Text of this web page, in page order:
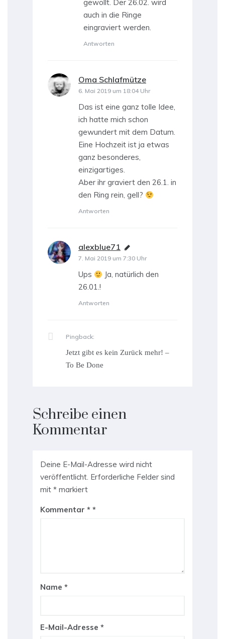
gewollt. Der 26.02. wird
auch in die Ringe
eingraviert werden.
Antworten
Oma Schlafmütze
6. Mai 2019 um 18:04 Uhr
Das ist eine ganz tolle Idee,
ich hatte mich schon
gewundert mit dem Datum.
Eine Hochzeit ist ja etwas
ganz besonderes,
einzigartiges.
Aber ihr graviert den 26.1. in
den Ring rein, gell?
Antworten
alexblue71 sagt:
7. Mai 2019 um 7:30 Uhr
Ups
Ja, natürlich den
26.01.!
Antworten
Pingback:
Jetzt gibt es kein Zurück mehr! –
To Be Done
Schreibe einen
Kommentar
Deine E-Mail-Adresse wird nicht
veröffentlicht. Erforderliche Felder sind
mit * markiert
Kommentar *
Name *
E-Mail-Adresse *